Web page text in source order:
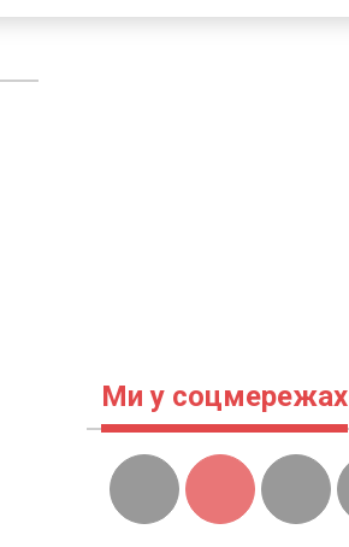
Ми у соцмережах